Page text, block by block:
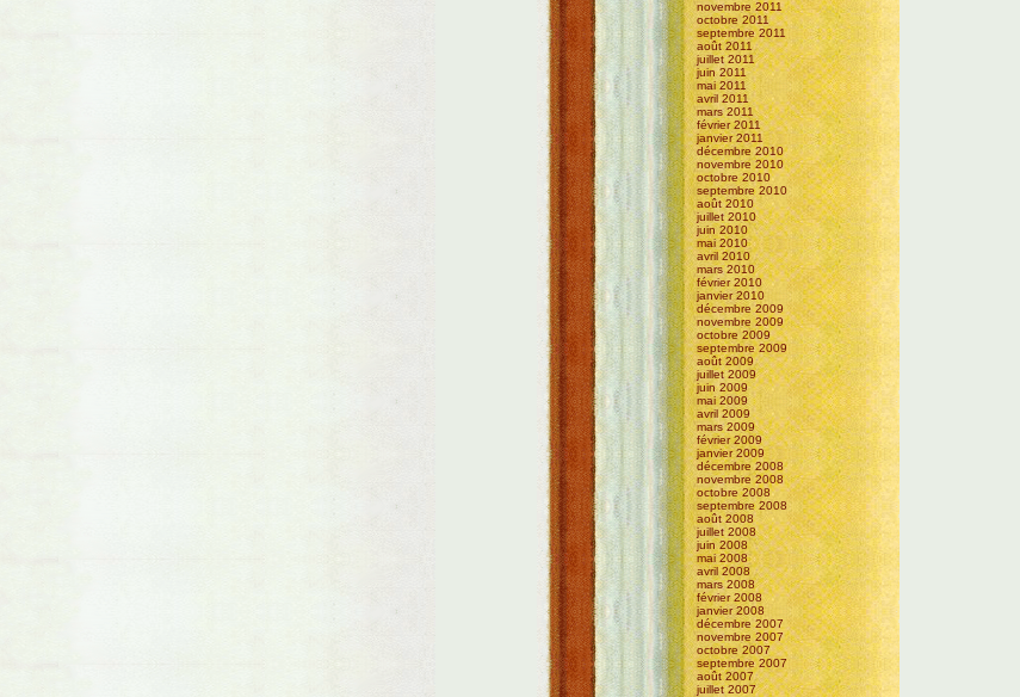
novembre 2011
octobre 2011
septembre 2011
août 2011
juillet 2011
juin 2011
mai 2011
avril 2011
mars 2011
février 2011
janvier 2011
décembre 2010
novembre 2010
octobre 2010
septembre 2010
août 2010
juillet 2010
juin 2010
mai 2010
avril 2010
mars 2010
février 2010
janvier 2010
décembre 2009
novembre 2009
octobre 2009
septembre 2009
août 2009
juillet 2009
juin 2009
mai 2009
avril 2009
mars 2009
février 2009
janvier 2009
décembre 2008
novembre 2008
octobre 2008
septembre 2008
août 2008
juillet 2008
juin 2008
mai 2008
avril 2008
mars 2008
février 2008
janvier 2008
décembre 2007
novembre 2007
octobre 2007
septembre 2007
août 2007
juillet 2007